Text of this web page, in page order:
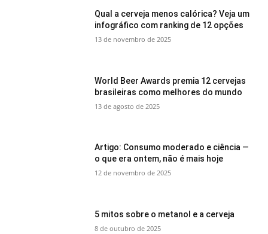
Qual a cerveja menos calórica? Veja um
infográfico com ranking de 12 opções
13 de novembro de 2025
World Beer Awards premia 12 cervejas
brasileiras como melhores do mundo
13 de agosto de 2025
Artigo: Consumo moderado e ciência —
o que era ontem, não é mais hoje
12 de novembro de 2025
5 mitos sobre o metanol e a cerveja
8 de outubro de 2025